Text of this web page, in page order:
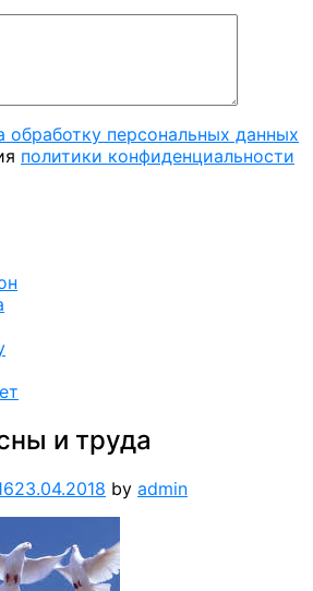
обработку персональных данных
политики конфиденциальности
и труда
23.04.2018 by admin